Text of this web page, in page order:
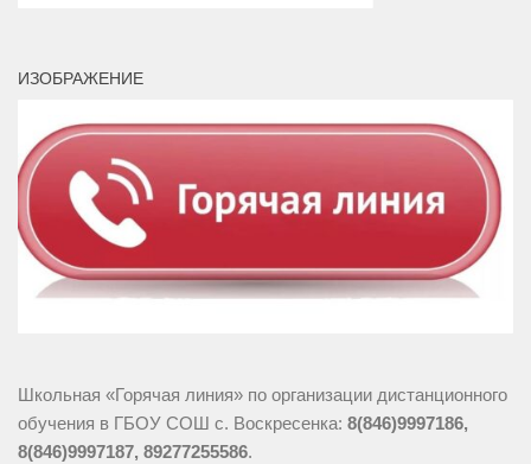
ИЗОБРАЖЕНИЕ
Школьная «Горячая линия» по организации дистанционного
обучения в ГБОУ СОШ с. Воскресенка: 8(846)9997186,
8(846)9997187, 89277255586.